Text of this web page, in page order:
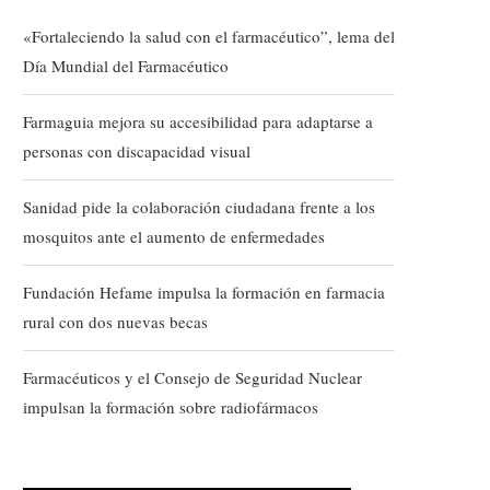
«Fortaleciendo la salud con el farmacéutico”, lema del
Día Mundial del Farmacéutico
Farmaguia mejora su accesibilidad para adaptarse a
personas con discapacidad visual
Sanidad pide la colaboración ciudadana frente a los
mosquitos ante el aumento de enfermedades
Fundación Hefame impulsa la formación en farmacia
rural con dos nuevas becas
Farmacéuticos y el Consejo de Seguridad Nuclear
impulsan la formación sobre radiofármacos